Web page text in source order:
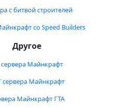
с битвой строителей
со Speed Builders
Другое
Майнкрафт
сервера Майнкрафт
Майнкрафт ГТА